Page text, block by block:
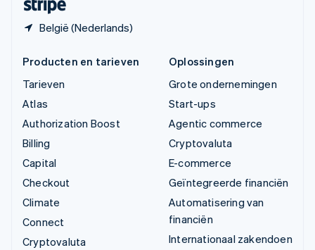
België (Nederlands)
Producten en tarieven
Tarieven
Atlas
Authorization Boost
Billing
Capital
Checkout
Climate
Connect
Cryptovaluta
Oplossingen
Grote ondernemingen
Start-ups
Agentic commerce
Cryptovaluta
E-commerce
Geïntegreerde financiën
Automatisering van
financiën
Internationaal zakendoen